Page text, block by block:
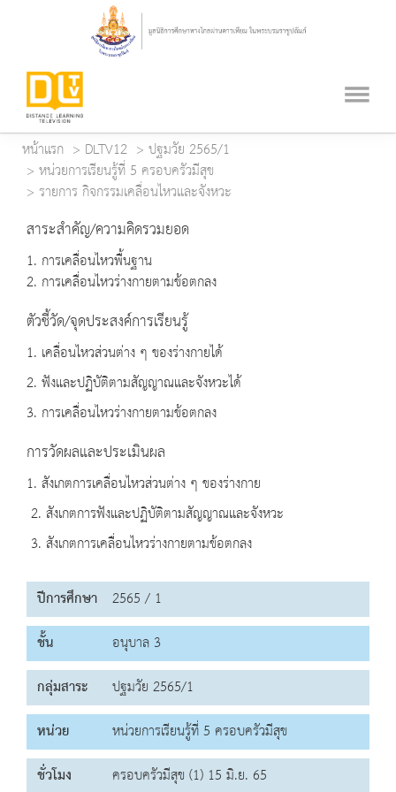
หน้าแรก DLTV12
ปฐมวัย 2565/1
หน่วยการเรียนรู้ที่ 5 ครอบครัวมีสุข
รายการ กิจกรรมเคลื่อนไหวและจังหวะ
สาระสำคัญ/ความคิดรวมยอด
1. การเคลื่อนไหวพื้นฐาน
2. การเคลื่อนไหวร่างกายตามข้อตกลง
ตัวชี้วัด/จุดประสงค์การเรียนรู้
1. เคลื่อนไหวส่วนต่าง ๆ ของร่างกายได้
2. ฟังและปฏิบัติตามสัญญาณและจังหวะได้
3. การเคลื่อนไหวร่างกายตามข้อตกลง
การวัดผลและประเมินผล
1. สังเกตการเคลื่อนไหวส่วนต่าง ๆ ของร่างกาย
2. สังเกตการฟังและปฏิบัติตามสัญญาณและจังหวะ
3. สังเกตการเคลื่อนไหวร่างกายตามข้อตกลง
ปีการศึกษา 2565 / 1
ชั้น
อนุบาล 3
กลุ่มสาระ
ปฐมวัย 2565/1
หน่วย
หน่วยการเรียนรู้ที่ 5 ครอบครัวมีสุข
ชั่วโมง
ครอบครัวมีสุข (1) 15 มิ.ย. 65